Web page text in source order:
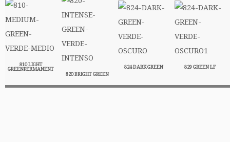
810 LIGHT
GREENPERMANENT
820 BRIGHT GREEN
824 DARK GREEN 829 GREEN LF